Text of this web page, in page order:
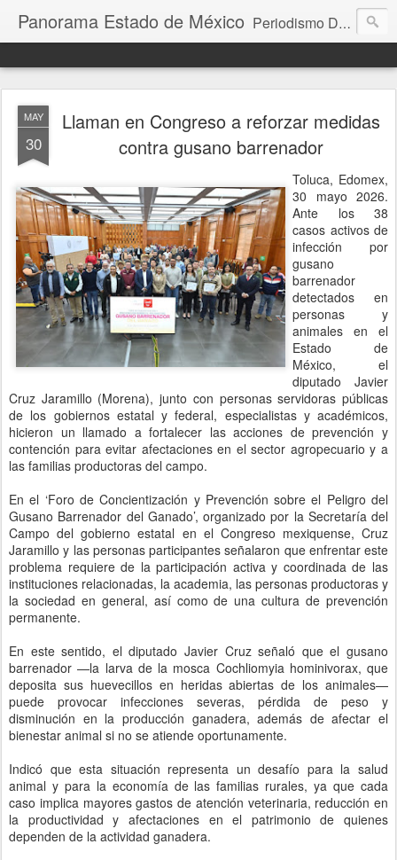
Panorama Estado de México Periodismo Digital
MAY
30
Llaman en Congreso a reforzar medidas
contra gusano barrenador
Toluca, Edomex,
30 mayo 2026.
Ante los 38
casos activos de
infección por
gusano
barrenador
detectados en
personas y
animales en el
Estado de
México, el
diputado Javier
Cruz Jaramillo (Morena), junto con personas servidoras públicas
de los gobiernos estatal y federal, especialistas y académicos,
hicieron un llamado a fortalecer las acciones de prevención y
contención para evitar afectaciones en el sector agropecuario y a
las familias productoras del campo.
En el ‘Foro de Concientización y Prevención sobre el Peligro del
Gusano Barrenador del Ganado’, organizado por la Secretaría del
Campo del gobierno estatal en el Congreso mexiquense, Cruz
Jaramillo y las personas participantes señalaron que enfrentar este
problema requiere de la participación activa y coordinada de las
instituciones relacionadas, la academia, las personas productoras y
la sociedad en general, así como de una cultura de prevención
permanente.
En este sentido, el diputado Javier Cruz señaló que el gusano
barrenador —la larva de la mosca Cochliomyia hominivorax, que
deposita sus huevecillos en heridas abiertas de los animales—
puede provocar infecciones severas, pérdida de peso y
disminución en la producción ganadera, además de afectar el
bienestar animal si no se atiende oportunamente.
Indicó que esta situación representa un desafío para la salud
animal y para la economía de las familias rurales, ya que cada
caso implica mayores gastos de atención veterinaria, reducción en
la productividad y afectaciones en el patrimonio de quienes
dependen de la actividad ganadera.